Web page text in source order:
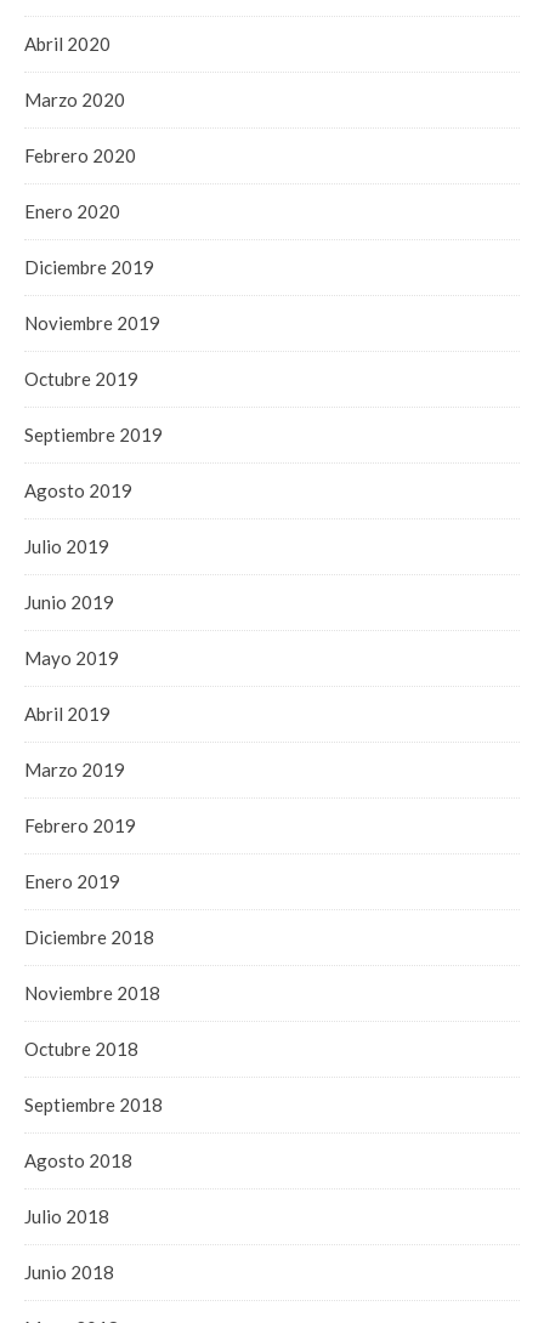
Abril 2020
Marzo 2020
Febrero 2020
Enero 2020
Diciembre 2019
Noviembre 2019
Octubre 2019
Septiembre 2019
Agosto 2019
Julio 2019
Junio 2019
Mayo 2019
Abril 2019
Marzo 2019
Febrero 2019
Enero 2019
Diciembre 2018
Noviembre 2018
Octubre 2018
Septiembre 2018
Agosto 2018
Julio 2018
Junio 2018